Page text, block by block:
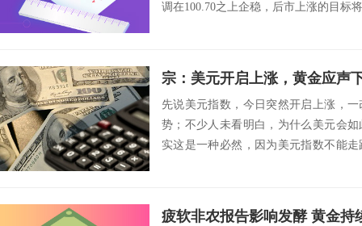
调在100.70之上企稳，后市上涨的目标
宗：美元开启上涨，黄金应声
先说美元指数，今日突然开启上涨，
势；不少人未看明白，为什么美元会
实这是一种必然，因为美元指数不能
疲软非农报告影响发酵 黄金持